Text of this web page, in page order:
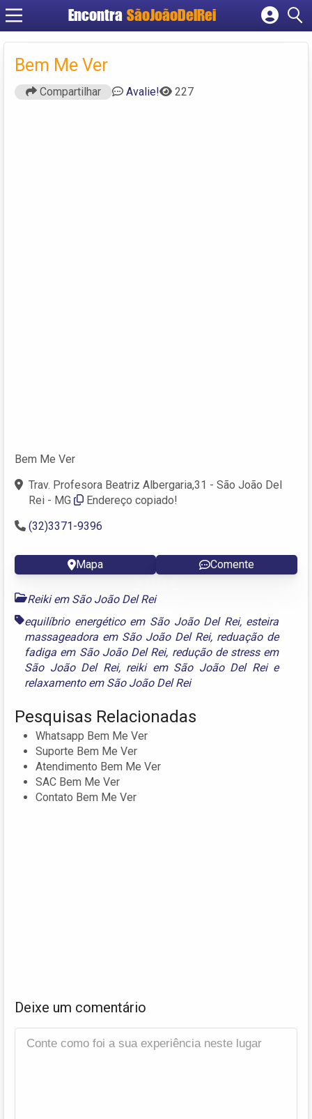
Encontra SãoJoãoDelRei
Cadastrar empresa
Bem Me Ver
Compartilhar Avalie! 227
Bem Me Ver
Trav. Profesora Beatriz Albergaria,31 - São João Del
Rei - MG
Endereço copiado!
(32)3371-9396
Mapa Comente
Reiki em São João Del Rei
equilíbrio energético em São João Del Rei, esteira
massageadora em São João Del Rei, reduação de
fadiga em São João Del Rei, redução de stress em
São João Del Rei, reiki em São João Del Reie
relaxamento em São João Del Rei
Pesquisas Relacionadas
Whatsapp Bem Me Ver
Suporte Bem Me Ver
Atendimento Bem Me Ver
SAC Bem Me Ver
Contato Bem Me Ver
Deixe um comentário